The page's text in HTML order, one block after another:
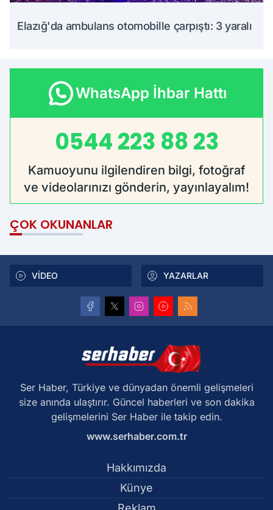
Elazığ'da ambulans otomobille çarpıştı: 3 yaralı
WhatsApp İhbar Hattı
0544 223 88 23
Kamuoyunu ilgilendiren bilgi, fotoğraf
ve videolarınızı gönderin, yayınlayalım!
ÇOK OKUNANLAR
VİDEO YAZARLAR
Ser Haber, Türkiye ve dünyadan önemli gelişmeleri
size anında ulaştırır. Güncel haberleri ve son dakika
gelişmelerini Ser Haber ile takip edin.
www.serhaber.com.tr
Hakkımızda
Künye